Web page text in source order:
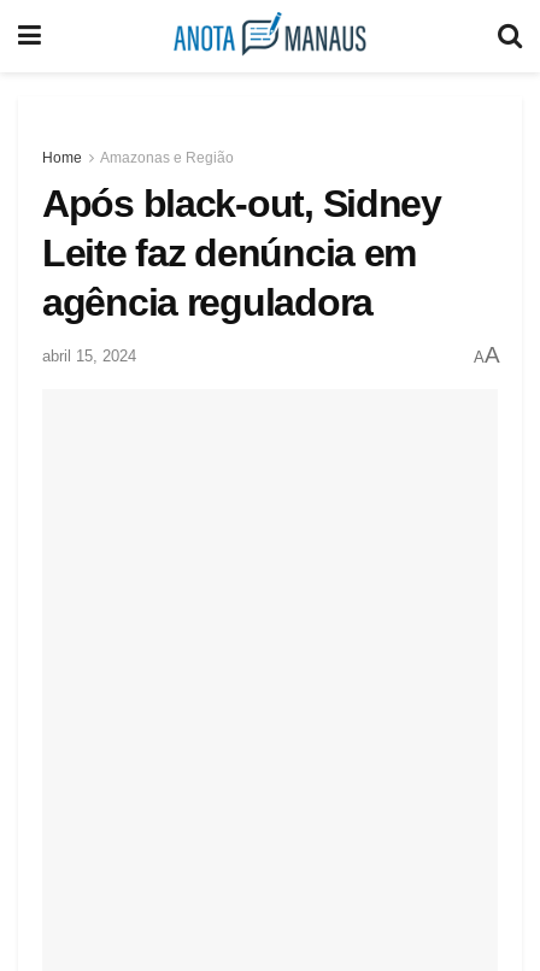
Home Amazonas e Região
Após black-out, Sidney
Leite faz denúncia em
agência reguladora
abril 15, 2024 AA